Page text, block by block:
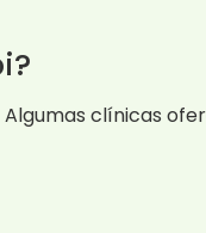
clínicas